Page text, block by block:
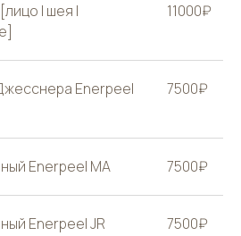
| шея |
11000₽
Enerpeel
7500₽
Enerpeel MA 7500₽
Enerpeel JR 7500₽